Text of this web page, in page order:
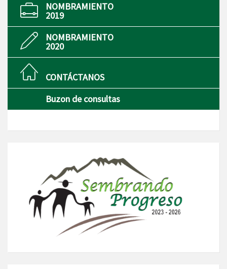
NOMBRAMIENTO
2019
NOMBRAMIENTO
2020
CONTÁCTANOS
Buzon de consultas